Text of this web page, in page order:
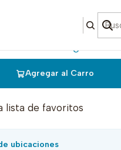
talon
Agregar al Carro
lista de favoritos
ubicaciones